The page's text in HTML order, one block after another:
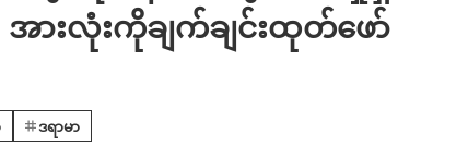
" အားလုံးကိုချက်ချင်းထုတ်ဖော်
ဒရာမာ